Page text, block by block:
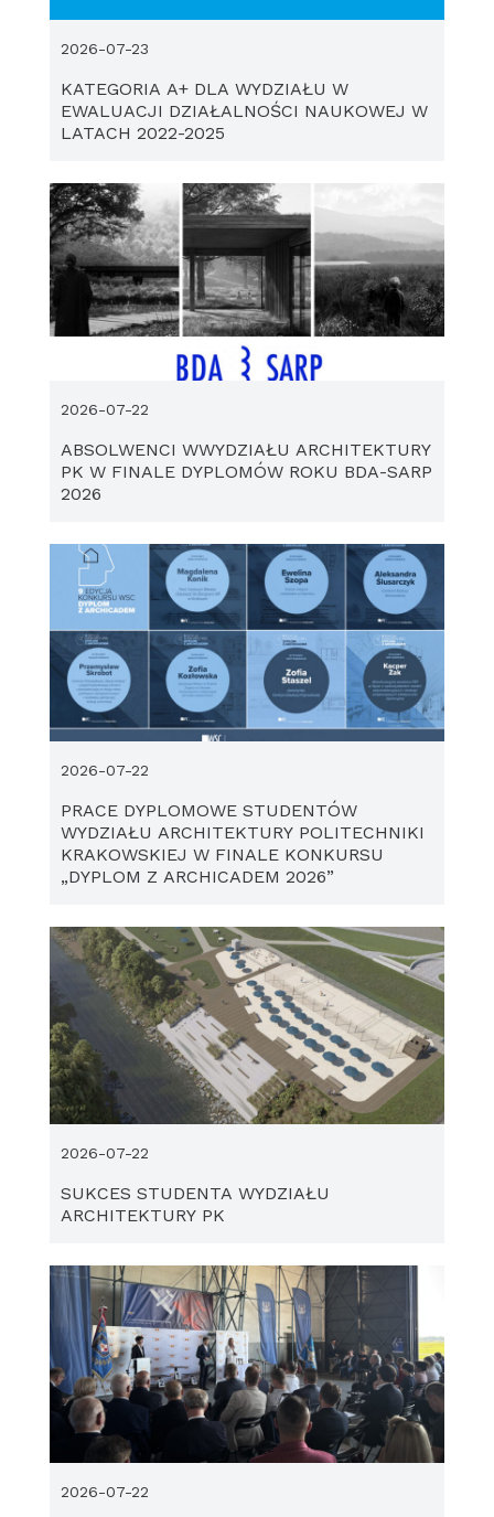
KATEGORIA A+ DLA WYDZIAŁU W
EWALUACJI DZIAŁALNOŚCI NAUKOWEJ W
LATACH 2022-2025
2026-07-23
ABSOLWENCI WWYDZIAŁU ARCHITEKTURY
PK W FINALE DYPLOMÓW ROKU BDA-SARP
2026
2026-07-22
PRACE DYPLOMOWE STUDENTÓW
WYDZIAŁU ARCHITEKTURY POLITECHNIKI
KRAKOWSKIEJ W FINALE KONKURSU
„DYPLOM Z ARCHICADEM 2026”
2026-07-22
SUKCES STUDENTA WYDZIAŁU
ARCHITEKTURY PK
2026-07-22
2026-07-22